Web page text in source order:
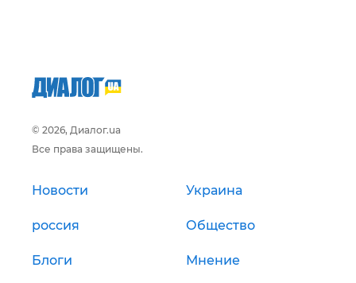
© 2026, Диалог.ua
Все права защищены.
Новости Украина
россия Общество
Блоги Мнение